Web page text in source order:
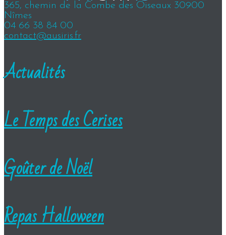
365, chemin de la Combe des Oiseaux 30900
Nîmes
04 66 38 84 00
contact@ausiris.fr
Actualités
Le Temps des Cerises
Goûter de Noël
Repas Halloween